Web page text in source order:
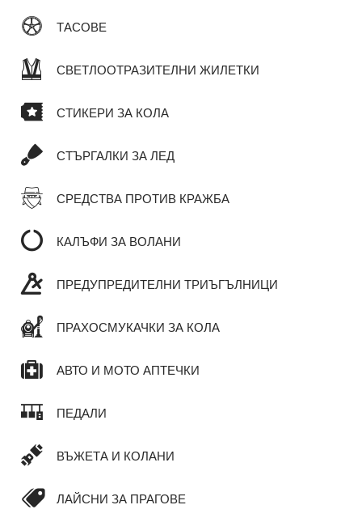
ТАСОВЕ
СВЕТЛООТРАЗИТЕЛНИ ЖИЛЕТКИ
СТИКЕРИ ЗА КОЛА
СТЪРГАЛКИ ЗА ЛЕД
СРЕДСТВА ПРОТИВ КРАЖБА
КАЛЪФИ ЗА ВОЛАНИ
ПРЕДУПРЕДИТЕЛНИ ТРИЪГЪЛНИЦИ
ПРАХОСМУКАЧКИ ЗА КОЛА
АВТО И МОТО АПТЕЧКИ
ПЕДАЛИ
ВЪЖЕТА И КОЛАНИ
ЛАЙСНИ ЗА ПРАГОВЕ